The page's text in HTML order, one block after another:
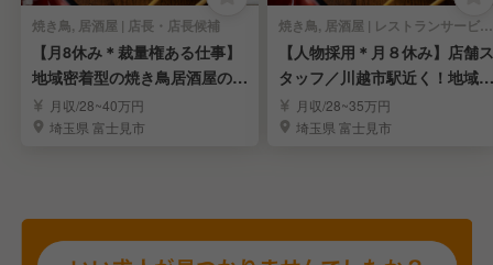
焼き鳥, 居酒屋 | 店長・店長候補
【月8休み＊裁量権ある仕事】
地域密着型の焼き鳥居酒屋の店
長候補を募集！
月収/28~40万円
埼玉県 富士見市
焼き鳥, 居酒屋 | レストランサービス・ホールスタッフ
【人物採用＊月８休み】店舗ス
タッフ／川越市駅近く！地域密
着型の焼き鳥居酒屋
月収/28~35万円
埼玉県 富士見市